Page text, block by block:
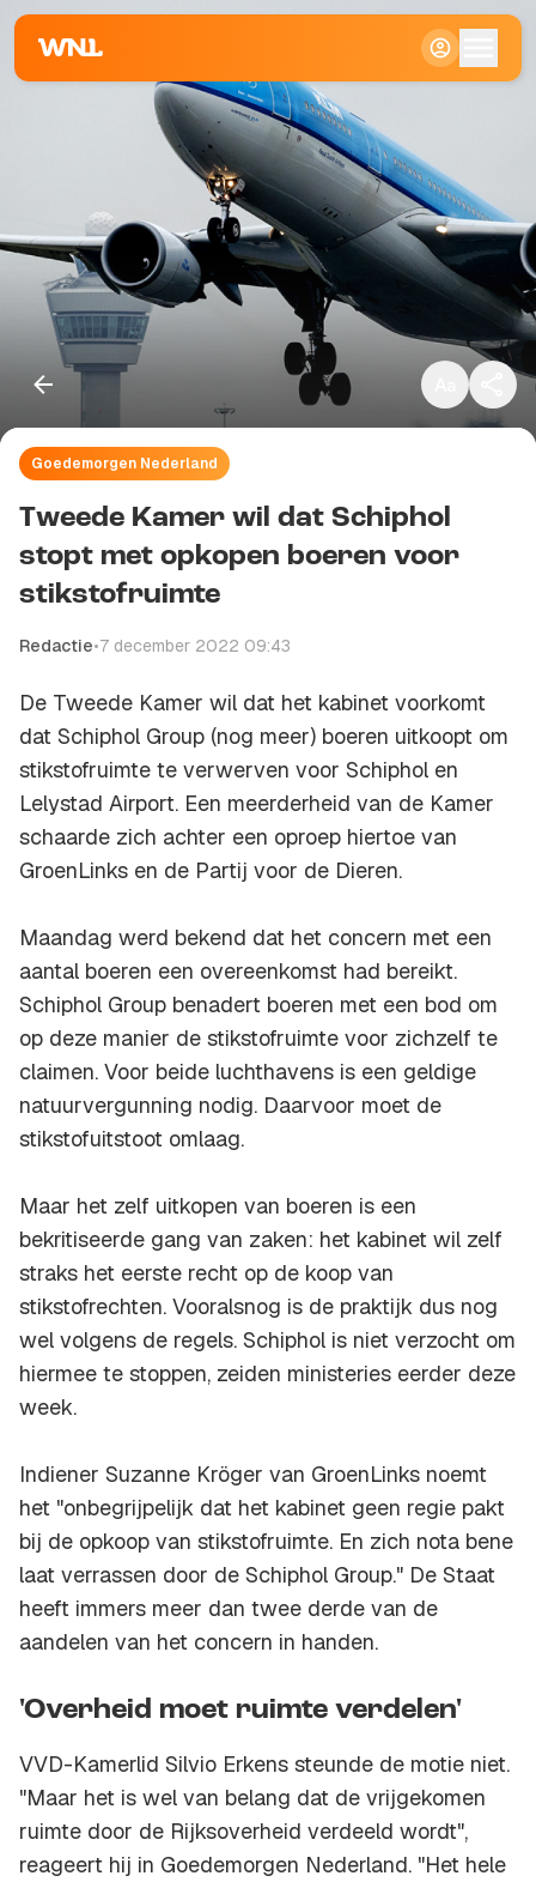
Klein
Groot
Goedemorgen Nederland
Tweede Kamer wil dat Schiphol
stopt met opkopen boeren voor
stikstofruimte
Redactie•7 december 2022 09:43
De Tweede Kamer wil dat het kabinet voorkomt
dat Schiphol Group (nog meer) boeren uitkoopt om
stikstofruimte te verwerven voor Schiphol en
Lelystad Airport. Een meerderheid van de Kamer
schaarde zich achter een oproep hiertoe van
GroenLinks en de Partij voor de Dieren.
Maandag werd bekend dat het concern met een
aantal boeren een overeenkomst had bereikt.
Schiphol Group benadert boeren met een bod om
op deze manier de stikstofruimte voor zichzelf te
claimen. Voor beide luchthavens is een geldige
natuurvergunning nodig. Daarvoor moet de
stikstofuitstoot omlaag.
Maar het zelf uitkopen van boeren is een
bekritiseerde gang van zaken: het kabinet wil zelf
straks het eerste recht op de koop van
stikstofrechten. Vooralsnog is de praktijk dus nog
wel volgens de regels. Schiphol is niet verzocht om
hiermee te stoppen, zeiden ministeries eerder deze
week.
Indiener Suzanne Kröger van GroenLinks noemt
het "onbegrijpelijk dat het kabinet geen regie pakt
bij de opkoop van stikstofruimte. En zich nota bene
laat verrassen door de Schiphol Group." De Staat
heeft immers meer dan twee derde van de
aandelen van het concern in handen.
'Overheid moet ruimte verdelen'
VVD-Kamerlid Silvio Erkens steunde de motie niet.
"Maar het is wel van belang dat de vrijgekomen
ruimte door de Rijksoverheid verdeeld wordt",
reageert hij in Goedemorgen Nederland. "Het hele